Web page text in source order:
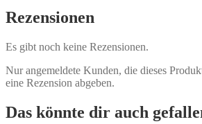
Rezensionen
Es gibt noch keine Rezensionen.
Nur angemeldete Kunden, die dieses
eine Rezension abgeben.
Das könnte dir auch